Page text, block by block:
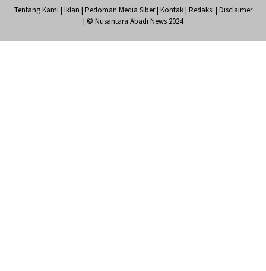
Tentang Kami | Iklan | Pedoman Media Siber| Kontak| Redaksi | Disclaimer
| © Nusantara Abadi News 2024